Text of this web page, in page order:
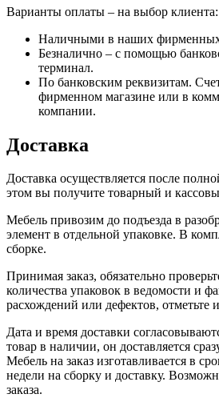
Варианты оплаты – на выбор клиента:
Наличными в наших фирменных
Безналично – с помощью
терминал.
По банковским реквизитам.
фирменном магазине или в
компании.
Доставка
Доставка осуществляется после
этом вы получите товарный и
Мебель привозим до подъезда в
элемент в отдельной упаковке. В
сборке.
Принимая заказ, обязательно
количества упаковок в ведомости и
расхождений или дефектов, отметьте
Дата и время доставки
товар в наличии, он доставляется
Мебель на заказ изготавливается в
недели на сборку и доставку.
заказа.